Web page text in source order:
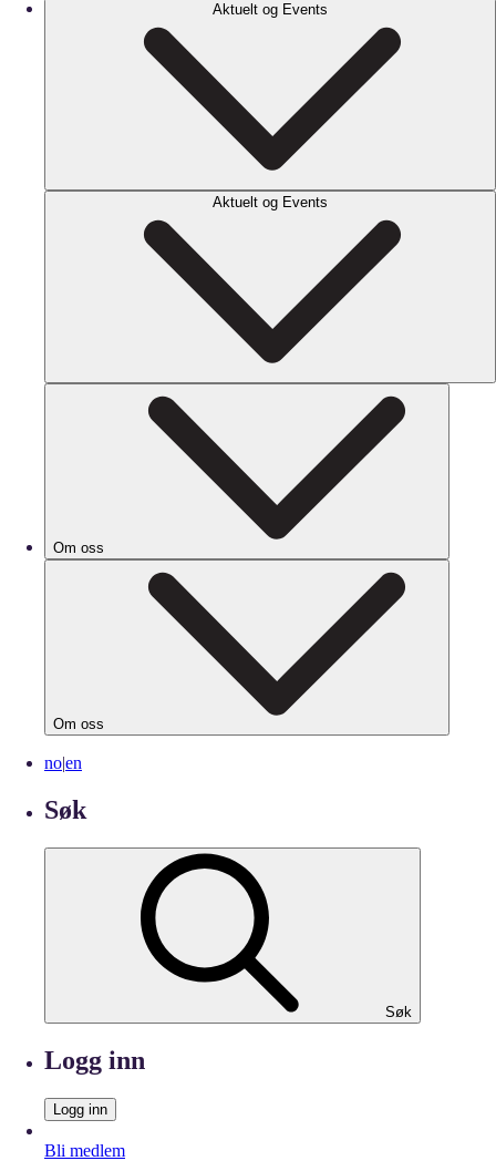
Aktuelt og Events
Aktuelt og Events
Om oss
Om oss
no|en
Søk
Søk
Logg inn
Logg inn
Bli medlem